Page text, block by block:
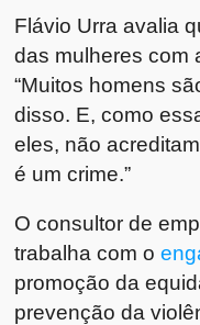
Flávio Urra avalia
das mulheres com
“Muitos homens
disso. E, como
eles, não
é um crime.”
O consultor de
trabalha com o
promoção da
prevenção da